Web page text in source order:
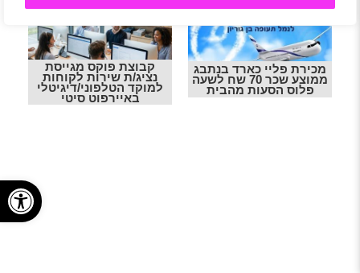
מכירת פליי כארד בנתבג
ממוצע שכר 70 שח לשעה
פלוס הסעות מהבית
קבוצת פוקס מגייסת
נציג/ת שירות לקוחות
למוקד הטלפוני/דיגיטלי
באיירפוט סיטי